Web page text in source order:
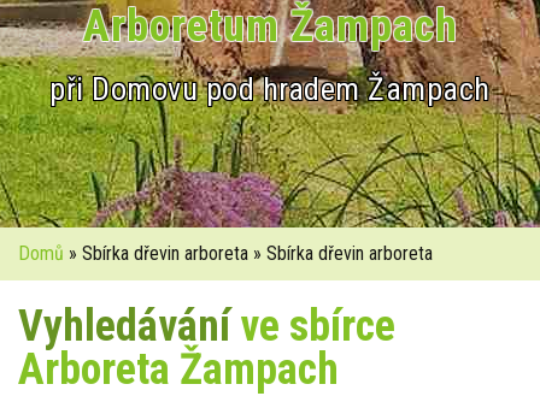
Arboretum Žampach
při Domovu pod hradem Žampach
Domů » Sbírka dřevin arboreta » Sbírka dřevin arboreta
Vyhledáváníve sbírce
Arboreta Žampach